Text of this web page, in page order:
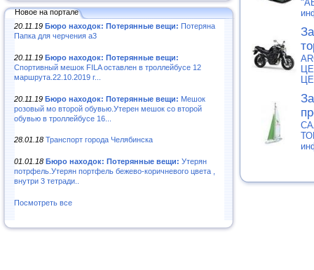
Новое на портале
20.11.19 Бюро находок: Потерянные вещи: Потеряна
Папка для черчения а3
20.11.19 Бюро находок: Потерянные вещи:
Спортивный мешок FILA оставлен в троллейбусе 12
маршрута.22.10.2019 г...
20.11.19 Бюро находок: Потерянные вещи: Мешок
розовый мо второй обувью.Утерен мешок со второй
обувью в троллейбусе 16...
28.01.18 Транспорт города Челябинска
01.01.18 Бюро находок: Потерянные вещи: Утерян
потрфель.Утерян портфель бежево-коричневого цвета ,
внутри 3 тетради..
Посмотреть все